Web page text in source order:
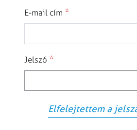
E-mail cím *
Jelszó *
Elfelejtettem a